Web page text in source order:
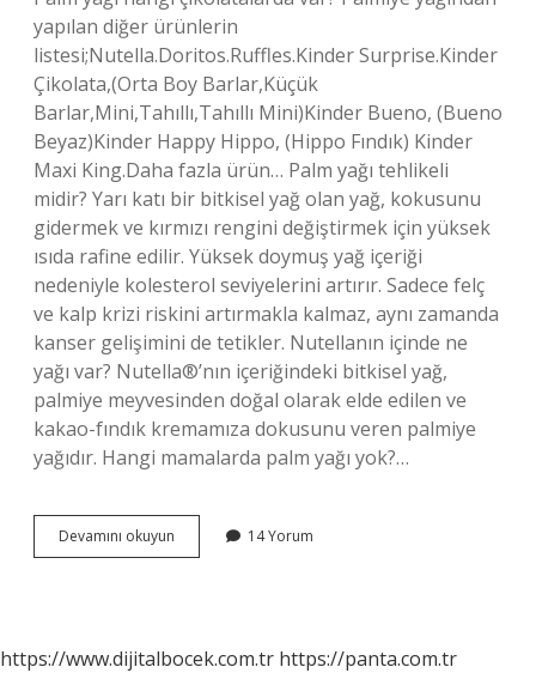
yapılan diğer ürünlerin
listesi;Nutella.Doritos.Ruffles.Kinder Surprise.Kinder
Çikolata,(Orta Boy Barlar,Küçük
Barlar,Mini,Tahıllı,Tahıllı Mini)Kinder Bueno, (Bueno
Beyaz)Kinder Happy Hippo, (Hippo Fındık) Kinder
Maxi King.Daha fazla ürün… Palm yağı tehlikeli
midir? Yarı katı bir bitkisel yağ olan yağ, kokusunu
gidermek ve kırmızı rengini değiştirmek için yüksek
ısıda rafine edilir. Yüksek doymuş yağ içeriği
nedeniyle kolesterol seviyelerini artırır. Sadece felç
ve kalp krizi riskini artırmakla kalmaz, aynı zamanda
kanser gelişimini de tetikler. Nutellanın içinde ne
yağı var? Nutella®’nın içeriğindeki bitkisel yağ,
palmiye meyvesinden doğal olarak elde edilen ve
kakao-fındık kremamıza dokusunu veren palmiye
yağıdır. Hangi mamalarda palm yağı yok?…
Devamını okuyun Nutellada
Palm
14 Yorum
https://www.dijitalbocek.com.tr https://panta.com.tr